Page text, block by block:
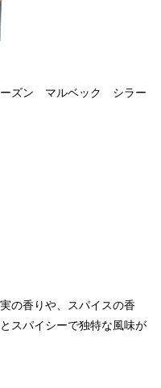
ズン マルベック シラー
の香りや、スパイスの香
スパイシーで独特な風味が